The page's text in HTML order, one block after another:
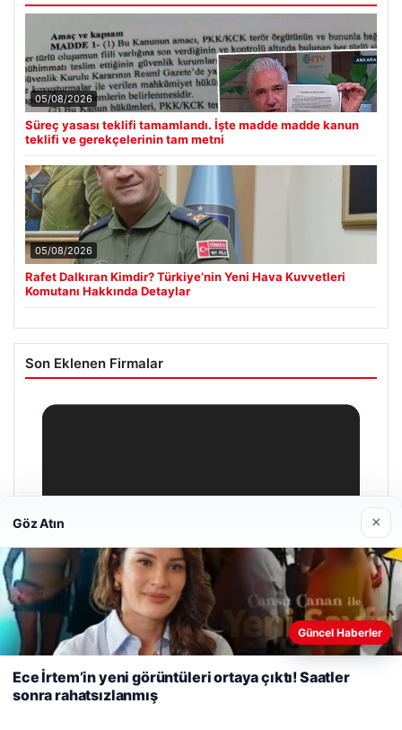
05/08/2026
Süreç yasası teklifi tamamlandı. İşte madde madde kanun
teklifi ve gerekçelerinin tam metni
05/08/2026
Rafet Dalkıran Kimdir? Türkiye’nin Yeni Hava Kuvvetleri
Komutanı Hakkında Detaylar
Son Eklenen Firmalar
Web sitemizi nasıl kullandığınızı daha iyi anlayabilmek,
deneyiminizi kişiselleştirmek ve geliştirmek amacıyla çerezler
kullanıyoruz.
Çerez Politikamız
Reddet Kabul Et
Göz Atın ×
Güncel Haberler
Ece İrtem’in yeni görüntüleri ortaya çıktı! Saatler
sonra rahatsızlanmış